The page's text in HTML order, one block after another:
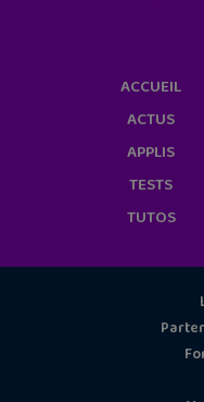
ACCUEIL
ACTUS
APPLIS
TESTS
TUTOS